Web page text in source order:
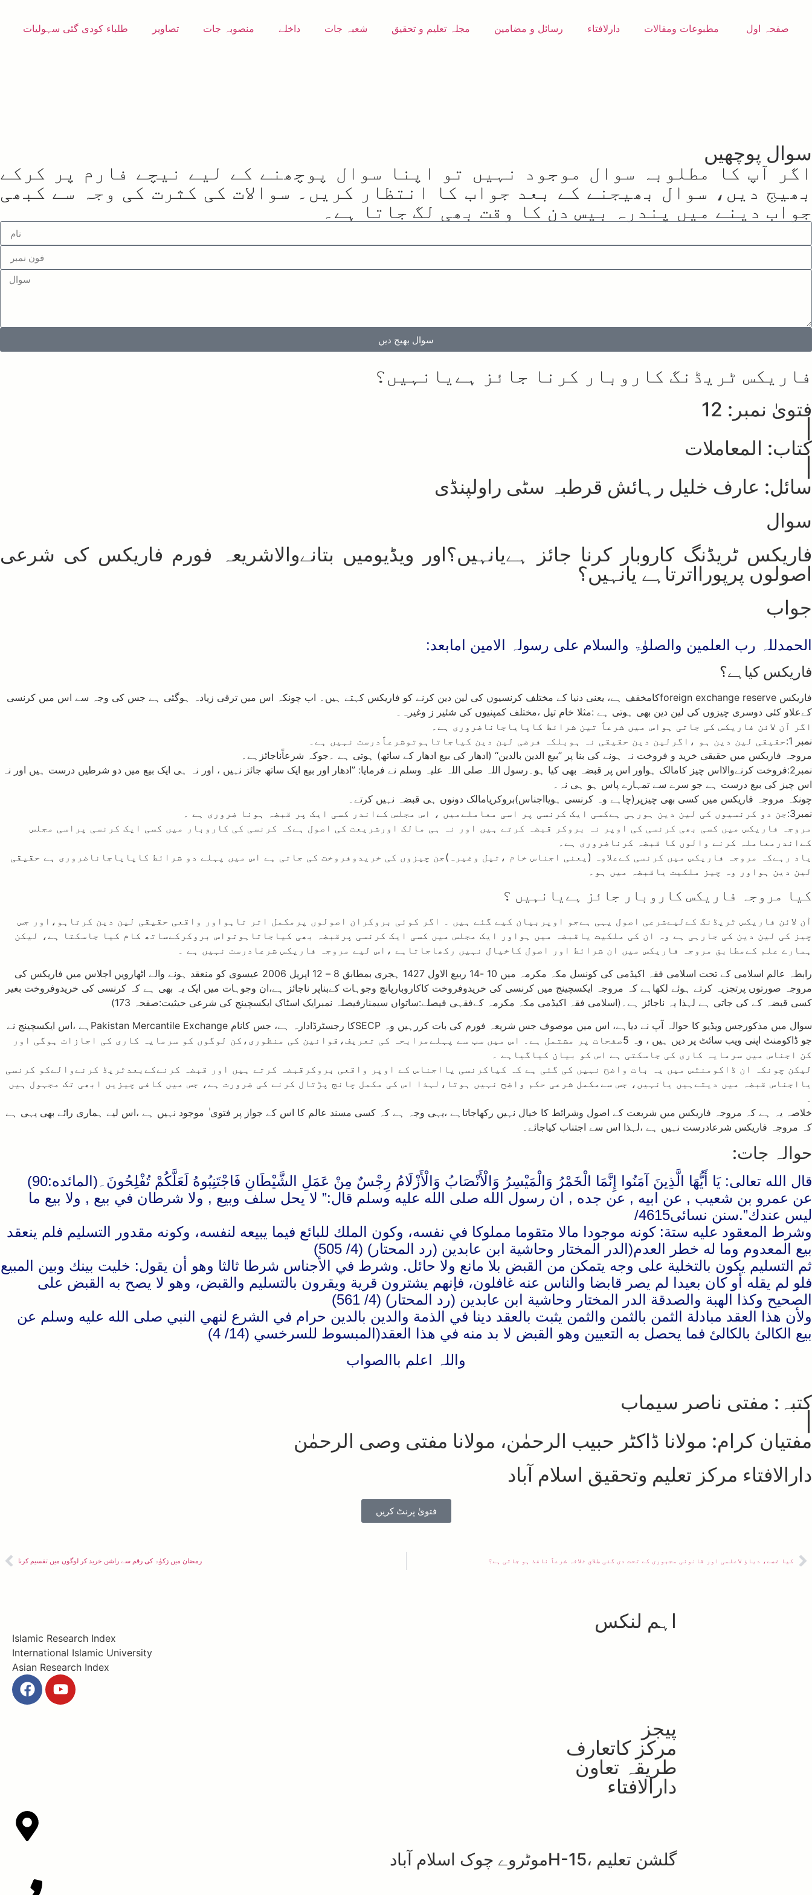
طلباء کودی گئی سہولیات تصاویر منصوبہ جات داخلے شعبہ جات مجلہ تعلیم و تحقیق رسائل و مضامین دارلافتاء مطبوعات ومقالات صفحہ اول
سوال پوچھیں
اگر آپ کا مطلوبہ سوال موجود نہیں تو اپنا سوال پوچھنے کے لیے نیچے فارم پر کرکے
بھیج دیں، سوال بھیجنے کے بعد جواب کا انتظار کریں۔ سوالات کی کثرت کی وجہ سے کبھی
جواب دینے میں پندرہ بیس دن کا وقت بھی لگ جاتا ہے۔
سوال بھیج دیں
فاریکس ٹریڈنگ کاروبار کرنا جائز ہےیانہیں؟
فتویٰ نمبر: 12
کتاب: المعاملات
سائل: عارف خلیل رہائش قرطبہ سٹی راولپنڈی
سوال
فاریکس ٹریڈنگ کاروبار کرنا جائز ہےیانہیں؟اور ویڈیومیں بتانےوالاشریعہ فورم فاریکس کی شرعی
اصولوں پرپورااترتاہے یانہیں؟
جواب
الحمدللہ رب العلمین والصلوٰۃ والسلام علی رسولہ الامین امابعد:
فاریکس کیاہے؟
فاریکس foreign exchange reserveکامخفف ہے، یعنی دنیا کے مختلف کرنسیوں کی لین دین کرنے کو فاریکس کہتے ہیں۔ اب چونکہ اس میں ترقی زیادہ ہوگئی ہے جس کی وجہ سے اس میں کرنسی
کےعلاو کئی دوسری چیزوں کی لین دین بھی ہوتی ہے :مثلا خام تیل ،مختلف کمپنیوں کی شئیر ز وغیرہ۔
اگر آن لائن فاریکس کی جاتی ہواس میں شرعاً تین شرائط کاپایاجاناضروری ہے۔
نمبر 1:حقیقی لین دین ہو ،اگرلین دین حقیقی نہ ہوبلکہ فرضی لین دین کیاجاتاہوتوشرعاًدرست نہیں ہے۔
مروجہ فاریکس میں حقیقی خرید و فروخت نہ ہونے کی بنا پر ’’بیع الدین بالدین‘‘ (ادھار کی بیع ادھار کے ساتھ) ہوتی ہے ۔جوکہ شرعاًناجائزہے۔
نمبر2:فروخت کرنےوالااس چیز کامالک ہواور اس پر قبضہ بھی کیا ہو۔رسول اللہ صلی اللہ علیہ وسلم نے فرمایا: ”ادھار اور بیع ایک ساتھ جائز نہیں ، اور نہ ہی ایک بیع میں دو شرطیں درست ہیں اور نہ
اس چیز کی بیع درست ہے جو سرے سے تمہارے پاس ہو ہی نہ۔
چونکہ مروجہ فاریکس میں کسی بھی چیزپر(چاہے وہ کرنسی ہویااجناس)بروکریامالک دونوں ہی قبضہ نہیں کرتے۔
نمبر3:جن دو کرنسیوں کی لین دین ہورہی ہےکسی ایک کرنسی پر اسی معاملےمیں ، اس مجلس کےاندر کسی ایک پر قبضہ ہونا ضروری ہے ۔
مروجہ فاریکس میں کسی بھی کرنسی کی اوپر نہ بروکر قبضہ کرتے ہیں اور نہ ہی مالک اورشریعت کی اصول ہےکہ کرنسی کی کاروبار میں کسی ایک کرنسی پراسی مجلس
کےاندرمعاملہ کرنے والوں کا قبضہ کرناضروری ہے۔
یاد رہےکہ مروجہ فاریکس میں کرنسی کےعلاوہ (یعنی اجناس خام ،تیل وغیرہ)جن چیزوں کی خریدوفروخت کی جاتی ہے اس میں پہلے دو شرائط کاپایاجاناضروری ہے حقیقی
لین دین ہواور وہ چیز ملکیت یاقبضہ میں ہو۔
کیا مروجہ فاریکس کاروبار جائز ہےیانہیں ؟
آن لائن فاریکس ٹریڈنگ کےلیےشرعی اصول یہی ہےجو اوپربیان کیے گئے ہیں ۔ اگر کوئی بروکران اصولوں پرمکمل اتر تاہواور واقعی حقیقی لین دین کرتاہو،اور جس
چیز کی لین دین کی جارہی ہے وہ ان کی ملکیت یاقبضہ میں ہواور ایک مجلس میں کسی ایک کرنسی پرقبضہ بھی کیاجاتاہوتواس بروکرکےساتھ کام کیا جاسکتا ہے، لیکن
ہمارے علم کےمطابق مروجہ فاریکس میں ان شرائط اور اصول کاخیال نہیں رکھاجاتاہے ،اس لیے مروجہ فاریکس شرعادرست نہیں ہے ۔
رابطہ عالم اسلامی کے تحت اسلامی فقہ اکیڈمی کی کونسل مکہ مکرمہ میں 10 -14 ربیع الاول 1427 ہجری بمطابق 8 – 12 اپریل 2006 عیسوی کو منعقد ہونے والے اٹھارویں اجلاس میں فاریکس کی
مروجہ صورتوں پرتجزیہ کرتے ہوئے لکھاہے کہ مروجہ ایکسچینج میں کرنسی کی خریدوفروخت کاکاروبارپانچ وجوہات کےبناپر ناجائز ہے،ان وجوہات میں ایک یہ بھی ہے کہ کرنسی کی خریدوفروخت بغیر
کسی قبضہ کے کی جاتی ہے لہذا یہ ناجائز ہے۔(اسلامی فقہ اکیڈمی مکہ مکرمہ کےفقہی فیصلے:ساتواں سیمنارفیصلہ نمبرایک اسٹاک ایکسچینج کی شرعی حیثیت:صفحہ 173)
سوال میں مذکورجس ویڈیو کا حوالہ آپ نے دیاہے، اس میں موصوف جس شریعہ فورم کی بات کررہیں وہ SECPکا رجسٹرڈادارہ ہے، جس کانام Pakistan Mercantile Exchangeہے ،اس ایکسچینج نے
جو ڈاکومنٹ اپنی ویب سائٹ پر دیں ہیں ، وہ 5صفحات پر مشتمل ہے۔ اس میں سب سے پہلےمرابحہ کی تعریف،قوانین کی منظوری،کن لوگوں کو سرمایہ کاری کی اجازات ہوگی اور
کن اجناس میں سرمایہ کاری کی جاسکتی ہے اس کو بیان کیاگیاہے ۔
لیکن چونکہ ان ڈاکومنٹس میں یہ بات واضح نہیں کی گئی ہے کہ کیاکرنسی یااجناس کے اوپر واقعی بروکرقبضہ کرتے ہیں اور قبضہ کرنےکےبعدٹریڈ کرنےوالےکو کرنسی
یااجناس قبضہ میں دیتےہیں یانہیں، جس سےمکمل شرعی حکم واضح نہیں ہوتا،لہذا اس کی مکمل چانج پڑتال کرنے کی ضرورت ہے، جس میں کافی چیزیں ابھی تک مجہول ہیں
۔
خلاصہ یہ ہے کہ مروجہ فاریکس میں شریعت کے اصول وشرائط کا خیال نہیں رکھاجاتاہے ،یہی وجہ ہے کہ کسی مسند عالم کا اس کے جواز پر فتوی ٰ موجود نہیں ہے ،اس لیے ہماری رائے بھی یہی ہے
کہ مروجہ فاریکس شرعادرست نہیں ہے ،لہذا اس سے اجتناب کیاجائے۔
حوالہ جات:
قال الله تعالى: يَا أَيُّهَا الَّذِينَ آمَنُوا إِنَّمَا الْخَمْرُ وَالْمَيْسِرُ وَالْأَنْصَابُ وَالْأَزْلَامُ رِجْسٌ مِنْ عَمَلِ الشَّيْطَانِ فَاجْتَنِبُوهُ لَعَلَّكُمْ تُفْلِحُونَ۔(المائده:90)
عن عمرو بن شعيب , عن ابيه , عن جده , ان رسول الله صلى الله عليه وسلم قال:” لا يحل سلف وبيع , ولا شرطان في بيع , ولا بيع ما
ليس عندك”.سنن نسائی4615/
وشرط المعقود عليه ستة: كونه موجودا مالا متقوما مملوكا في نفسه، وكون الملك للبائع فيما يبيعه لنفسه، وكونه مقدور التسليم فلم ينعقد
بيع المعدوم وما له خطر العدم(الدر المختار وحاشية ابن عابدين (رد المحتار) (4/ 505)
ثم التسليم يكون بالتخلية على وجه يتمكن من القبض بلا مانع ولا حائل. وشرط في الأجناس شرطا ثالثا وهو أن يقول: خليت بينك وبين المبيع
فلو لم يقله أو كان بعيدا لم يصر قابضا والناس عنه غافلون، فإنهم يشترون قرية ويقرون بالتسليم والقبض، وهو لا يصح به القبض على
الصحيح وكذا الهبة والصدقة الدر المختار وحاشية ابن عابدين (رد المحتار) (4/ 561)
ولأن هذا العقد مبادلة الثمن بالثمن والثمن يثبت بالعقد دينا في الذمة والدين بالدين حرام في الشرع لنهي النبي صلى الله عليه وسلم عن
بيع الكالئ بالكالئ فما يحصل به التعيين وهو القبض لا بد منه في هذا العقد(المبسوط للسرخسي (14/ 4)
واللہ اعلم باالصواب
کتبہ: مفتی ناصر سیماب
مفتیان کرام: مولانا ڈاکٹر حبیب الرحمٰن، مولانا مفتی وصی الرحمٰن
دارالافتاء مرکز تعلیم وتحقیق اسلام آباد
فتویٰ پرنٹ کریں
رمضان میں زکوٰۃ کی رقم سے راشن خرید کر لوگوں میں تقسیم کرنا کیا غصے، دباؤ لاعلمی اور قانونی مجبوری کے تحت دی گئی طلاق ثلاثہ شرعاً نافذ ہو جاتی ہے؟
اہم لنکس
Islamic Research Index
International Islamic University
Asian Research Index
پیجز
مرکز کاتعارف
طریقہ تعاون
دارالافتاء
گلشن تعلیم ،H-15موٹروے چوک اسلام آباد